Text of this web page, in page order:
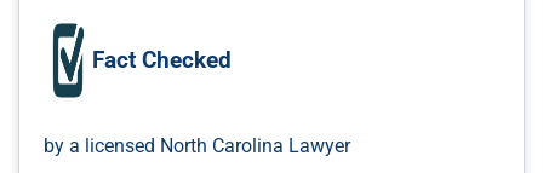
Fact Checked
by a licensed North Carolina Lawyer